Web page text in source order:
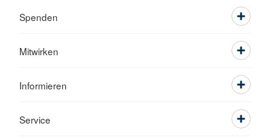
Spenden
Mitwirken
Informieren
Service